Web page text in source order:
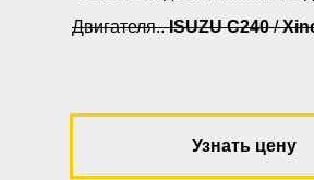
Узнать цену
Двигателя..ISUZU C240/